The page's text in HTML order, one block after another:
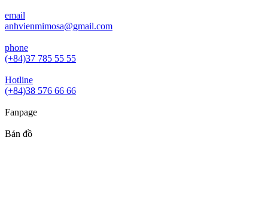
email
anhvienmimosa@gmail.com
phone
(+84)37 785 55 55
Hotline
(+84)38 576 66 66
Fanpage
Bản đồ